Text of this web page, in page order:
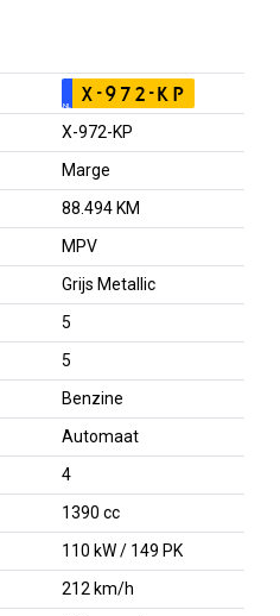
NL X-972-KP
X-972-KP
Marge
88.494 KM
MPV
Grijs Metallic
5
5
Benzine
Automaat
4
1390 cc
110 kW / 149 PK
212 km/h